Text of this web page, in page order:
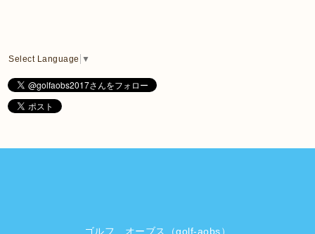
Select Language ▼
ゴルフ オーブス（golf-aobs）